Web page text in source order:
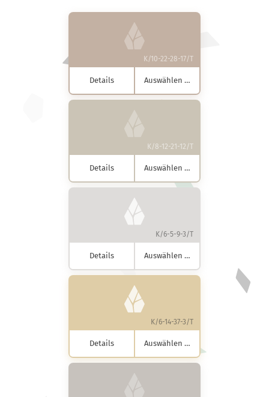
K/10-22-28-17/T
Details Auswählen …
K/8-12-21-12/T
Details Auswählen …
K/6-5-9-3/T
Details Auswählen …
K/6-14-37-3/T
Details Auswählen …